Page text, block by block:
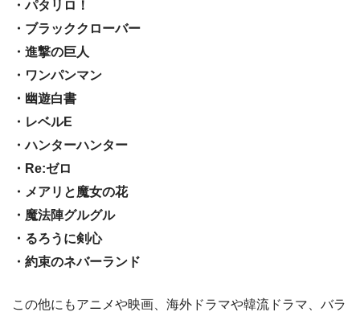
・パタリロ！
・ブラッククローバー
・進撃の巨人
・ワンパンマン
・幽遊白書
・レベルE
・ハンターハンター
・Re:ゼロ
・メアリと魔女の花
・魔法陣グルグル
・るろうに剣心
・約束のネバーランド
この他にもアニメや映画、海外ドラマや韓流ドラマ、バラ